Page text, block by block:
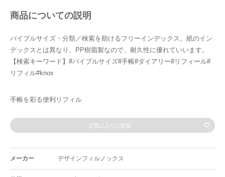
商品についての説明
バイブルサイズ・分類／検索を助けるフリーインデックス。紙のイン
デックスとは異なり、PP樹脂製なので、耐久性に優れていいます。
【検索キーワード】#バイブルサイズ#手帳#ダイアリー#リフィール#
リフィル#knox
手帳を彩る便利リフィル
お気に入りに登録
メーカー デザインフィルノックス